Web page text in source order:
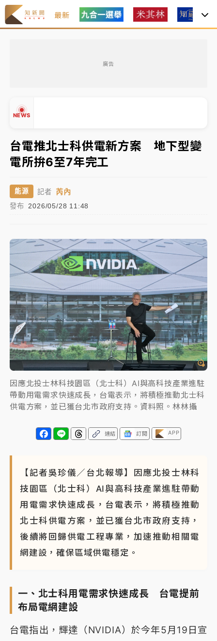
最新
廣告
NEWS
中信慈善基金會想增加董事人數！辜仲諒向法院聲請遭
駁 理由曝光
故宮《龍藏經》特展第2檔！今線上預約開賣一度塞車
周六起展出延長至晚上7時
台東農業處長涉圖利渡假村！東檢抗告成功 今重開羈
父親節泡湯了！中颱白海豚雨彈轟3天 「紅到發紫」降
雨熱區曝
女律師陳昱瑄詐慈濟10億！黃金158kg遭查扣畫面曝光
暑假過三周才推「E宿新北打卡趣」！抽獎程序複雜 觀
旅局回應了
中信慈善基金會想增加董事人數！辜仲諒向法院聲請遭
駁 理由曝光
故宮《龍藏經》特展第2檔！今線上預約開賣一度塞車
周六起展出延長至晚上7時
台東農業處長涉圖利渡假村！東檢抗告成功 今重開羈
押庭
父親節泡湯了！中颱白海豚雨彈轟3天 「紅到發紫」降
雨熱區曝
台電推北士科供電新方案 地下型變
電所拚6至7年完工
能源 記者 芮內
發布 2026/05/28 11:48
因應北投士林科技園區（北士科）AI與高科技產業進駐
帶動用電需求快速成長，台電表示，將積極推動北士科
供電方案，並已獲台北市政府支持。資料照。林林攝
連結 訂閱 APP
【記者吳珍儀／台北報導】因應北投士林科
技園區（北士科）AI與高科技產業進駐帶動
用電需求快速成長，台電表示，將積極推動
北士科供電方案，並已獲台北市政府支持，
後續將回歸供電工程專業，加速推動相關電
網建設，確保區域供電穩定。
一、北士科用電需求快速成長 台電提前
布局電網建設
台電指出，輝達（NVIDIA）於今年5月19日宣